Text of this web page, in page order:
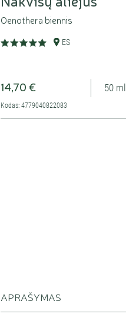
Oenothera biennis
ES
14,70 € 50 ml
Kodas: 4779040822083
APRAŠYMAS